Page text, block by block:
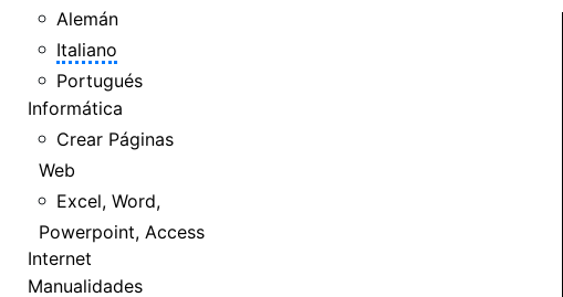
Alemán
Italiano
Portugués
Informática
Crear Páginas
Web
Excel, Word,
Powerpoint, Access
Internet
Manualidades